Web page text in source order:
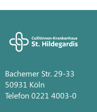
Bachemer Str. 29-33
50931 Köln
Telefon 0221 4003-0